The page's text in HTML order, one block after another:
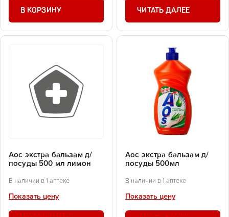
В КОРЗИНУ ЧИТАТЬ ДАЛЕЕ
Аос экстра бальзам д/
посуды 500 мл лимон
В наличии в 1 аптеке
Показать цену
Аос экстра бальзам д/
посуды 500мл
В наличии в 1 аптеке
Показать цену